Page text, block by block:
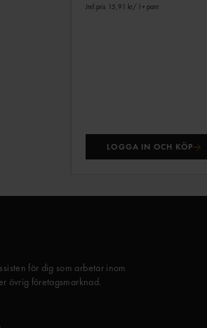
Jmf.pris 15,91 kr/ l + pant
LOGGA IN OCH KÖP
för dig som arbetar inom
övrig företagsmarknad.